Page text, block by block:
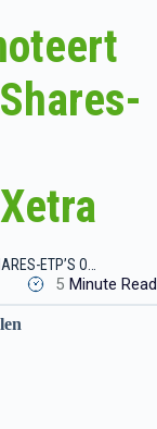
LEVERAGE SHARES NOTEERT 15 NIEUWE INCOMESHARES-ETP’S OP EURONEXT AMSTERDAM EN OP XETRA
5 Minute Read